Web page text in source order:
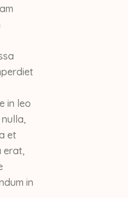
in leo
et
in